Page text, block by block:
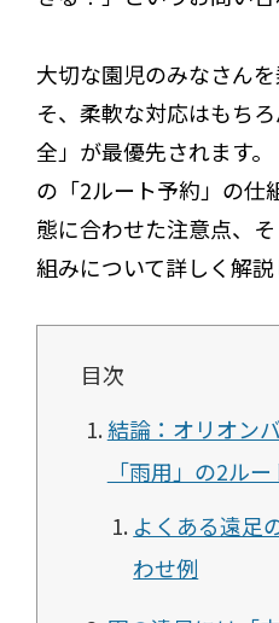
大切な園児のみなさん
そ、柔軟な対応はもち
全」が最優先されます
の「2ルート予約」の仕
態に合わせた注意点、
組みについて詳しく解説
目次
結論：オリオン
「雨用」の2ル
よくある遠足
わせ例